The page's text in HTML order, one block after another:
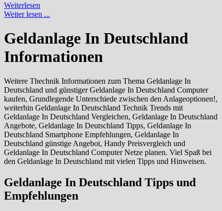
Grundlegende
Unterschiede
den
Anlageoptionen!
Weiterlesen
Weiter lesen ...
Geldanlage In Deutschland
Informationen
Weitere Thechnik Informationen zum Thema Geldanlage In
Deutschland und günstiger Geldanlage In Deutschland Computer
kaufen, Grundlegende Unterschiede zwischen den Anlageoptionen!,
weiterhin Geldanlage In Deutschland Technik Trends mit
Geldanlage In Deutschland Vergleichen, Geldanlage In Deutschland
Angebote, Geldanlage In Deutschland Tipps, Geldanlage In
Deutschland Smartphone Empfehlungen, Geldanlage In
Deutschland günstige Angebot, Handy Preisvergleich und
Geldanlage In Deutschland Computer Netze planen. Viel Spaß bei
den Geldanlage In Deutschland mit vielen Tipps und Hinweisen.
Geldanlage In Deutschland Tipps und
Empfehlungen